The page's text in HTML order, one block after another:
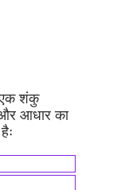
एक शंकु
आधार का